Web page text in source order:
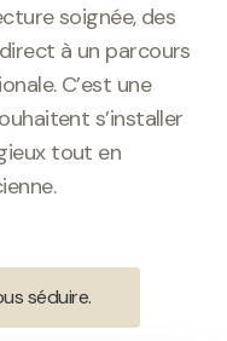
soignée, des
à un parcours
C’est une
s’installer
tout en
séduire.